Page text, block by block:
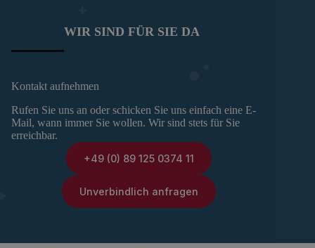
WIR SIND FÜR SIE DA
Kontakt aufnehmen
Rufen Sie uns an oder schicken Sie uns einfach eine E-
Mail, wann immer Sie wollen. Wir sind stets für Sie
erreichbar.
+49 (0) 89 125 0374 11
Unverbindlich anfragen